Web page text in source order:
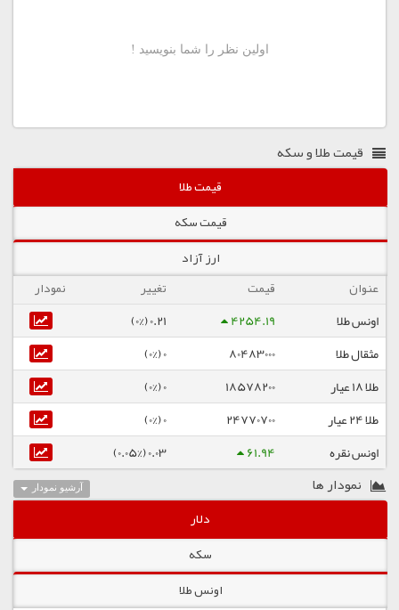
قیمت طلا و سکه
قیمت طلا
قیمت سکه
ارز آزاد
عنوان
قیمت تغییر
نمودار
اونس طلا
4254.19
0.21 (0%)
مثقال طلا
80483000
0 (0%)
طلا ۱۸ عیار
18578200
0 (0%)
طلا ۲۴ عیار
24770700
0 (0%)
اونس نقره
61.94
0.03 (0.05%)
آرشیو نمودار نمودار ها
دلار
سکه
اونس طلا